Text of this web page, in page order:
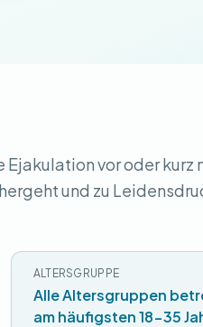
vor oder kurz
und zu
ALTERSGRUPPE
Alle Altersgruppen
am häufigsten 18-35